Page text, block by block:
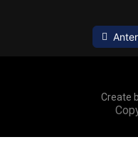
Estratégia de Create